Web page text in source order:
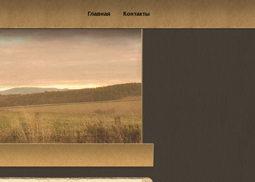
Главная Контакты